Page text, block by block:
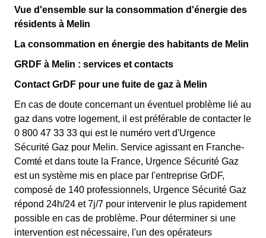
Vue d'ensemble sur la consommation d'énergie des
résidents à Melin
La consommation en énergie des habitants de Melin
GRDF à Melin : services et contacts
Contact GrDF pour une fuite de gaz à Melin
En cas de doute concernant un éventuel problème lié au
gaz dans votre logement, il est préférable de contacter le
0 800 47 33 33 qui est le numéro vert d'Urgence
Sécurité Gaz pour Melin. Service agissant en Franche-
Comté et dans toute la France, Urgence Sécurité Gaz
est un système mis en place par l'entreprise GrDF,
composé de 140 professionnels, Urgence Sécurité Gaz
répond 24h/24 et 7j/7 pour intervenir le plus rapidement
possible en cas de problème. Pour déterminer si une
intervention est nécessaire, l'un des opérateurs